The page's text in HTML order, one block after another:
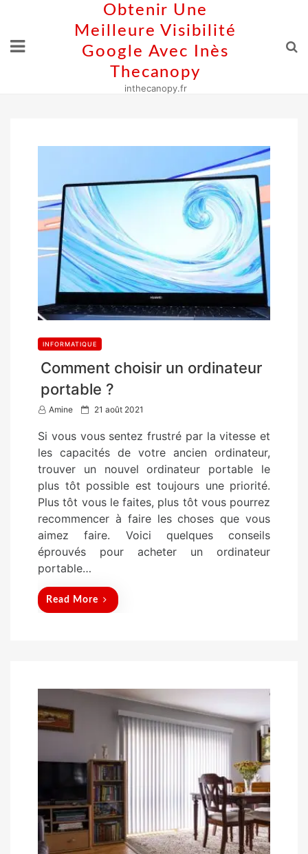
content
Obtenir Une
Meilleure Visibilité
Google Avec Inès
Thecanopy
inthecanopy.fr
INFORMATIQUE
Comment choisir un ordinateur
portable ?
Amine
P
s
t
e
d
o
n
21 août 2021
Si vous vous sentez frustré par la vitesse et
les capacités de votre ancien ordinateur,
trouver un nouvel ordinateur portable le
plus tôt possible est toujours une priorité.
Plus tôt vous le faites, plus tôt vous pourrez
recommencer à faire les choses que vous
aimez faire. Voici quelques conseils
éprouvés pour acheter un ordinateur
portable…
Read More